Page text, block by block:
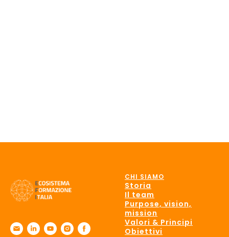
CHI SIAMO
Storia
Il team
Purpose, vision,
mission
Valori & Principi
Obiettivi